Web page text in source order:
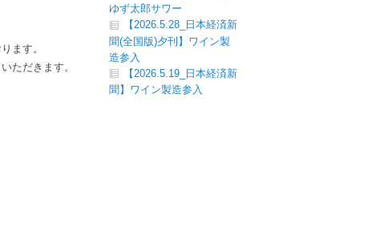
ます。
ただきます。
ゆず太郎サワー
【2026.5.28_日本経済新
聞(全国版)夕刊】ワイン製
造参入
【2026.5.19_日本経済新
聞】ワイン製造参入